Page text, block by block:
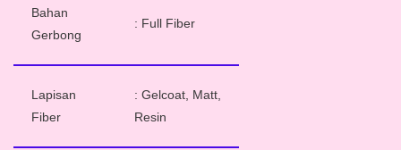
Bahan
Gerbong
: Full Fiber
Lapisan
Fiber
: Gelcoat, Matt,
Resin